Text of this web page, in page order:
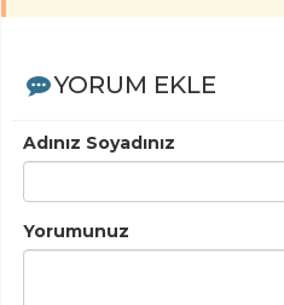
YORUM EKLE
Adınız Soyadınız
Yorumunuz